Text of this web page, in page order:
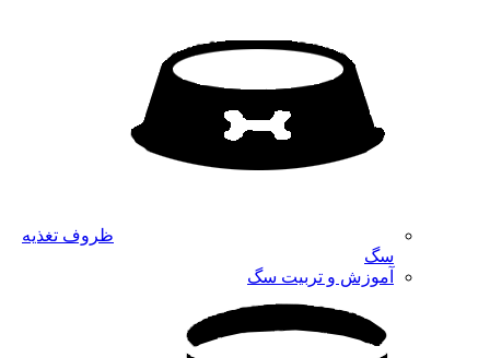
ظروف تغذیه
سگ
آموزش و تربیت سگ